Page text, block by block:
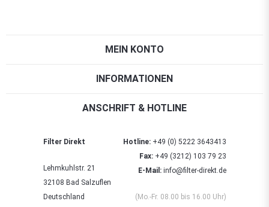
MEIN KONTO
INFORMATIONEN
ANSCHRIFT & HOTLINE
Filter Direkt
Lehmkuhlstr. 21
32108 Bad Salzuflen
Deutschland
Hotline:+49 (0) 5222 3643413
Fax:+49 (3212) 103 79 23
E-Mail:info@filter-direkt.de
(Mo.-Fr. 08.00 bis 16.00 Uhr)